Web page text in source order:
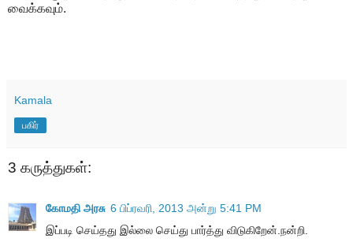
வைக்கவும்.
Kamala
பகிர்
3 கருத்துகள்:
கோமதி அரசு 6 பிப்ரவரி, 2013 அன்று 5:41 PM
இப்படி செய்தது இல்லை செய்து பார்த்து விடுகிறேன்.நன்றி.